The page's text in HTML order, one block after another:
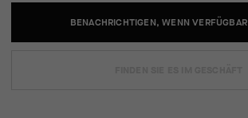
BENACHRICHTIGEN, WENN VERFÜGBAR